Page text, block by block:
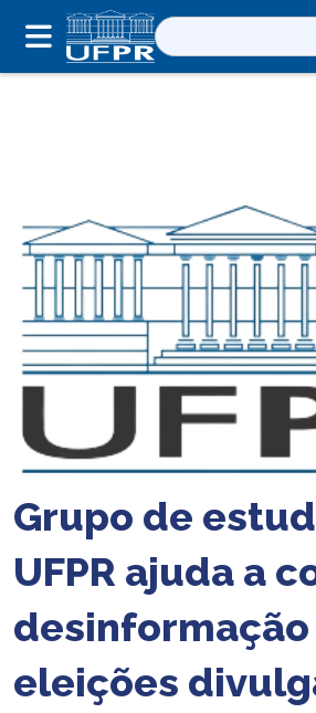
Pesquisar
por:
Grupo de
UFPR ajuda a
eleições